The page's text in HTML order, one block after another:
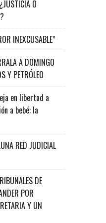
O
INEXCUSABLE”
A DOMINGO
Y PETRÓLEO
en libertad a
a bebé: la
RED JUDICIAL
DE
POR
Y UN